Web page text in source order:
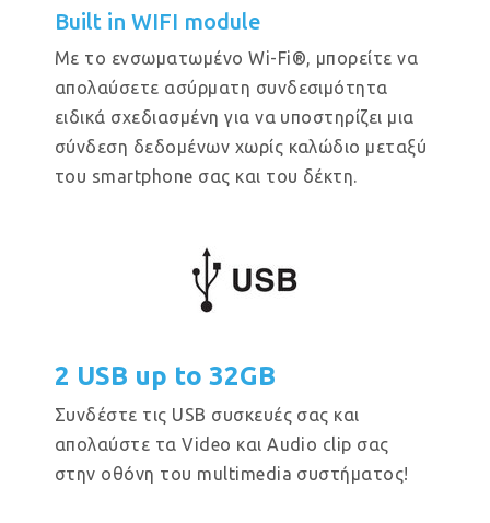
Built in WIFI module
Με το ενσωματωμένο Wi-Fi®, μπορείτε να
απολαύσετε ασύρματη συνδεσιμότητα
ειδικά σχεδιασμένη για να υποστηρίζει μια
σύνδεση δεδομένων χωρίς καλώδιο μεταξύ
του smartphone σας και του δέκτη.
2 USB up to 32GB
Συνδέστε τις USB συσκευές σας και
απολαύστε τα Video και Audio clip σας
στην οθόνη του multimedia συστήματος!